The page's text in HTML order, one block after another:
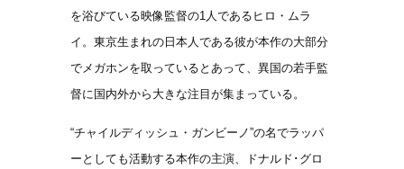
を浴びている映像監督の1人であるヒロ・ムラ
イ。東京生まれの日本人である彼が本作の大部分
でメガホンを取っているとあって、異国の若手監
督に国内外から大きな注目が集まっている。
“チャイルディッシュ・ガンビーノ”の名でラッパ
ーとしても活動する本作の主演、ドナルド･グロ